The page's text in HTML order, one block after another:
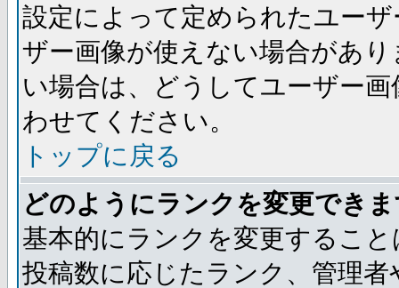
設定によって定められたユー
ザー画像が使えない場合があ
い場合は、どうしてユーザー
わせてください。
トップに戻る
どのようにランクを変更でき
基本的にランクを変更するこ
投稿数に応じたランク、管理